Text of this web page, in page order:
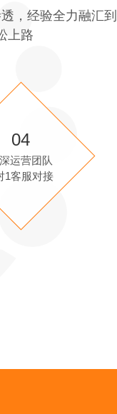
，经验全力融汇到
上路
04
运营团队
1客服对接